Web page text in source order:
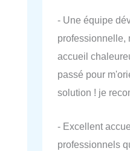
- Une équipe
professionnelle,
accueil
passé pour
solution ! je
- Excellent
professionnels